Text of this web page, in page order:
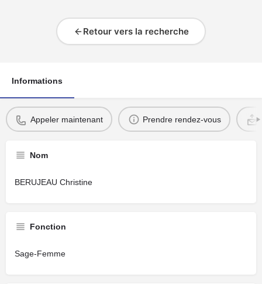
Retour vers la recherche
Informations
Appeler maintenant Prendre rendez-vous
Nom
BERUJEAU Christine
Fonction
Sage-Femme